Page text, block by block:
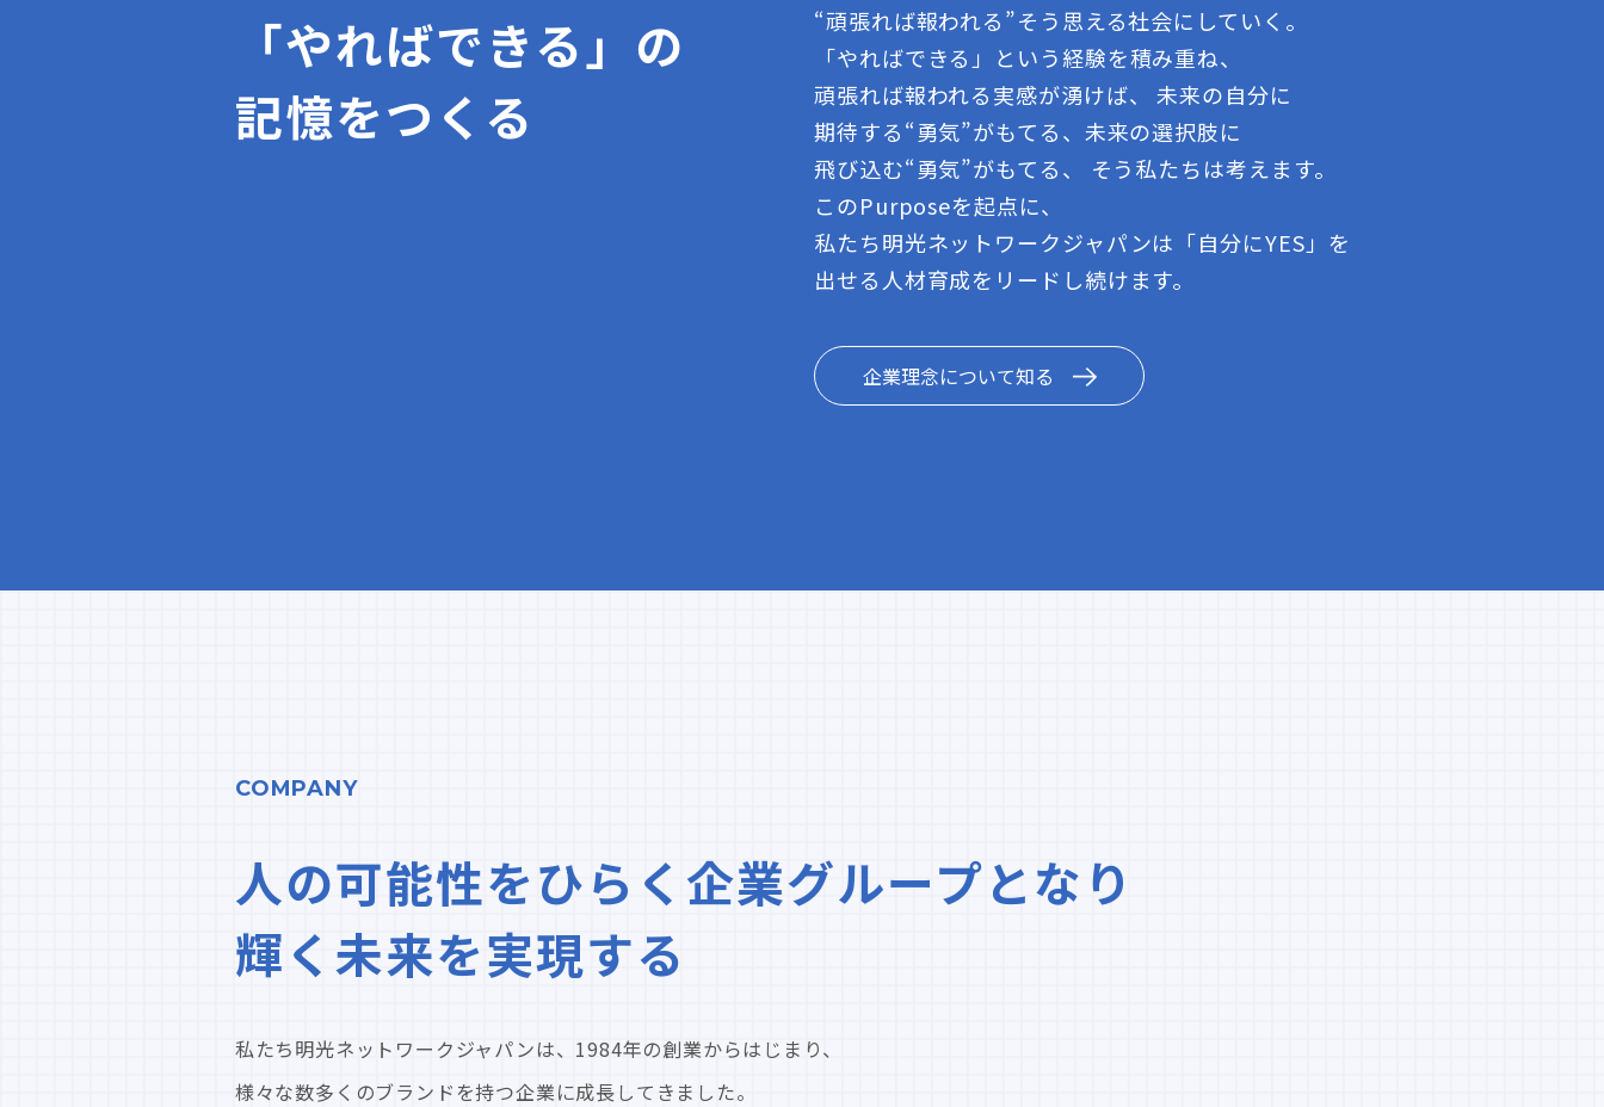
「やればできる」の
記憶をつくる
“頑張れば報われる”そう思える社会にしていく。
「やればできる」という経験を積み重ね、
頑張れば報われる実感が湧けば、 未来の自分に
期待する“勇気”がもてる、未来の選択肢に
飛び込む“勇気”がもてる、 そう私たちは考えます。
このPurposeを起点に、
私たち明光ネットワークジャパンは「自分にYES」を
出せる人材育成をリードし続けます。
企業理念について知る
COMPANY
人の可能性をひらく企業グループとなり
輝く未来を実現する
私たち明光ネットワークジャパンは、1984年の創業からはじまり、
様々な数多くのブランドを持つ企業に成長してきました。